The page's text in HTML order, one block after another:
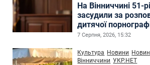
На Вінниччині 51-
засудили за
дитячої
7 Серпня, 2026, 15:32
Культура Новини
Вінниччини УКР.НЕТ